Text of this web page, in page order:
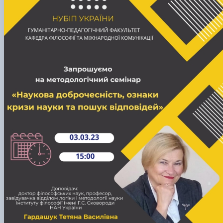
Scientific club «Філософські проблеми
міжособистісної та міжгрупової комунікаці…
Scientific club «Історія держави і права України»